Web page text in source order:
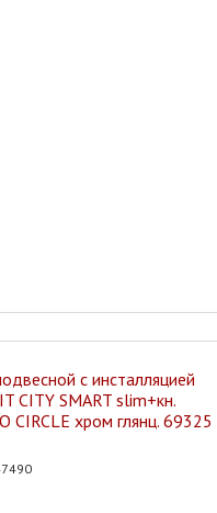
с инсталляцией
CITY SMART slim+кн.
CIRCLE хром глянц. 69325